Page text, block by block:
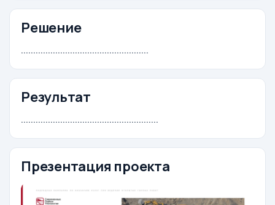
Решение
....................................................
Результат
........................................................
Презентация проекта